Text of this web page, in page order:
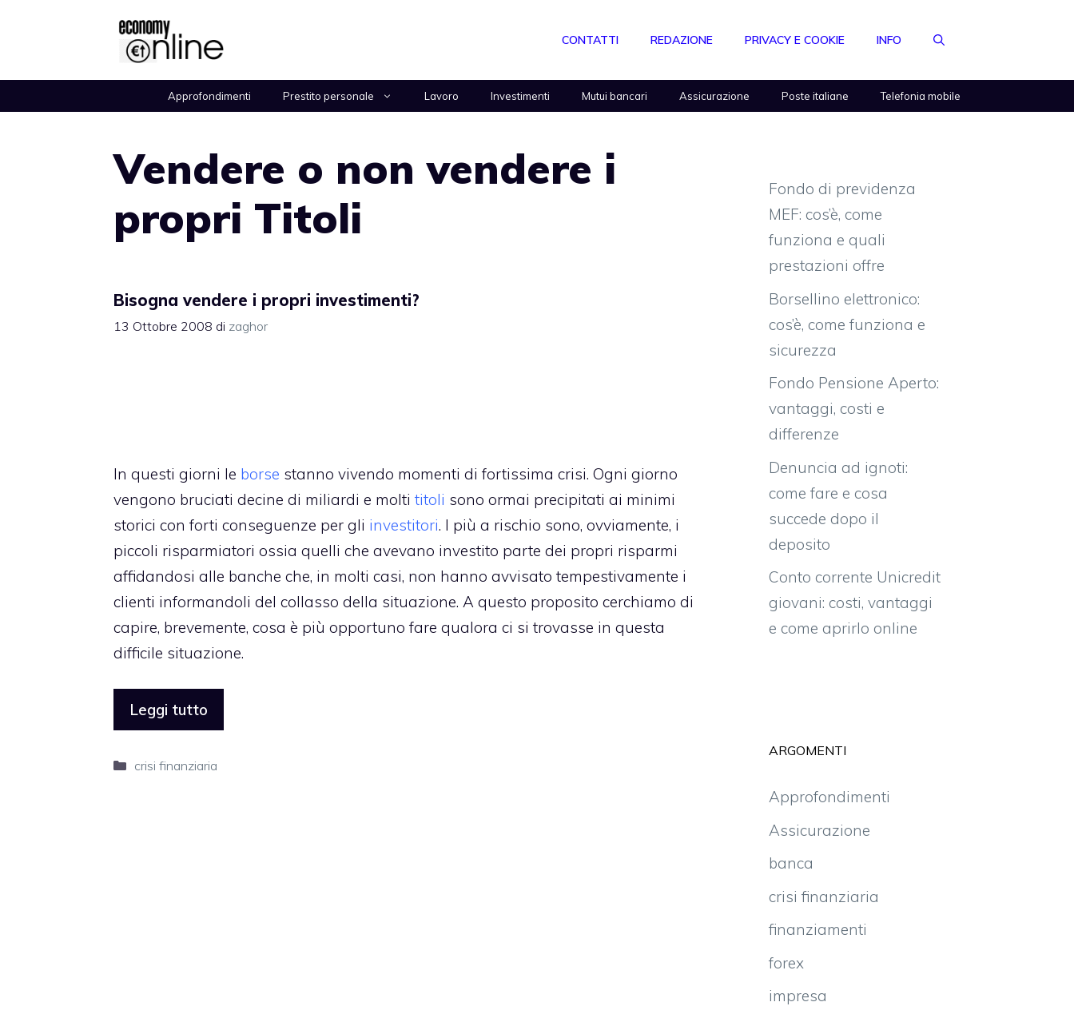
CONTATTI REDAZIONE PRIVACY E COOKIE INFO
Approfondimenti Prestito personale Lavoro Investimenti Mutui bancari Assicurazione Poste italiane Telefonia mobile
Vendere o non vendere i
propri Titoli
Bisogna vendere i propri investimenti?
13 Ottobre 2008 di zaghor
In questi giorni le borse stanno vivendo momenti di fortissima crisi. Ogni giorno
vengono bruciati decine di miliardi e molti titoli sono ormai precipitati ai minimi
storici con forti conseguenze per gli investitori. I più a rischio sono, ovviamente, i
piccoli risparmiatori ossia quelli che avevano investito parte dei propri risparmi
affidandosi alle banche che, in molti casi, non hanno avvisato tempestivamente i
clienti informandoli del collasso della situazione. A questo proposito cerchiamo di
capire, brevemente, cosa è più opportuno fare qualora ci si trovasse in questa
difficile situazione.
Leggi tutto
Categorie
crisi finanziaria
Fondo di previdenza
MEF: cos’è, come
funziona e quali
prestazioni offre
Borsellino elettronico:
cos’è, come funziona e
sicurezza
Fondo Pensione Aperto:
vantaggi, costi e
differenze
Denuncia ad ignoti:
come fare e cosa
succede dopo il
deposito
Conto corrente Unicredit
giovani: costi, vantaggi
e come aprirlo online
ARGOMENTI
Approfondimenti
Assicurazione
banca
crisi finanziaria
finanziamenti
forex
impresa